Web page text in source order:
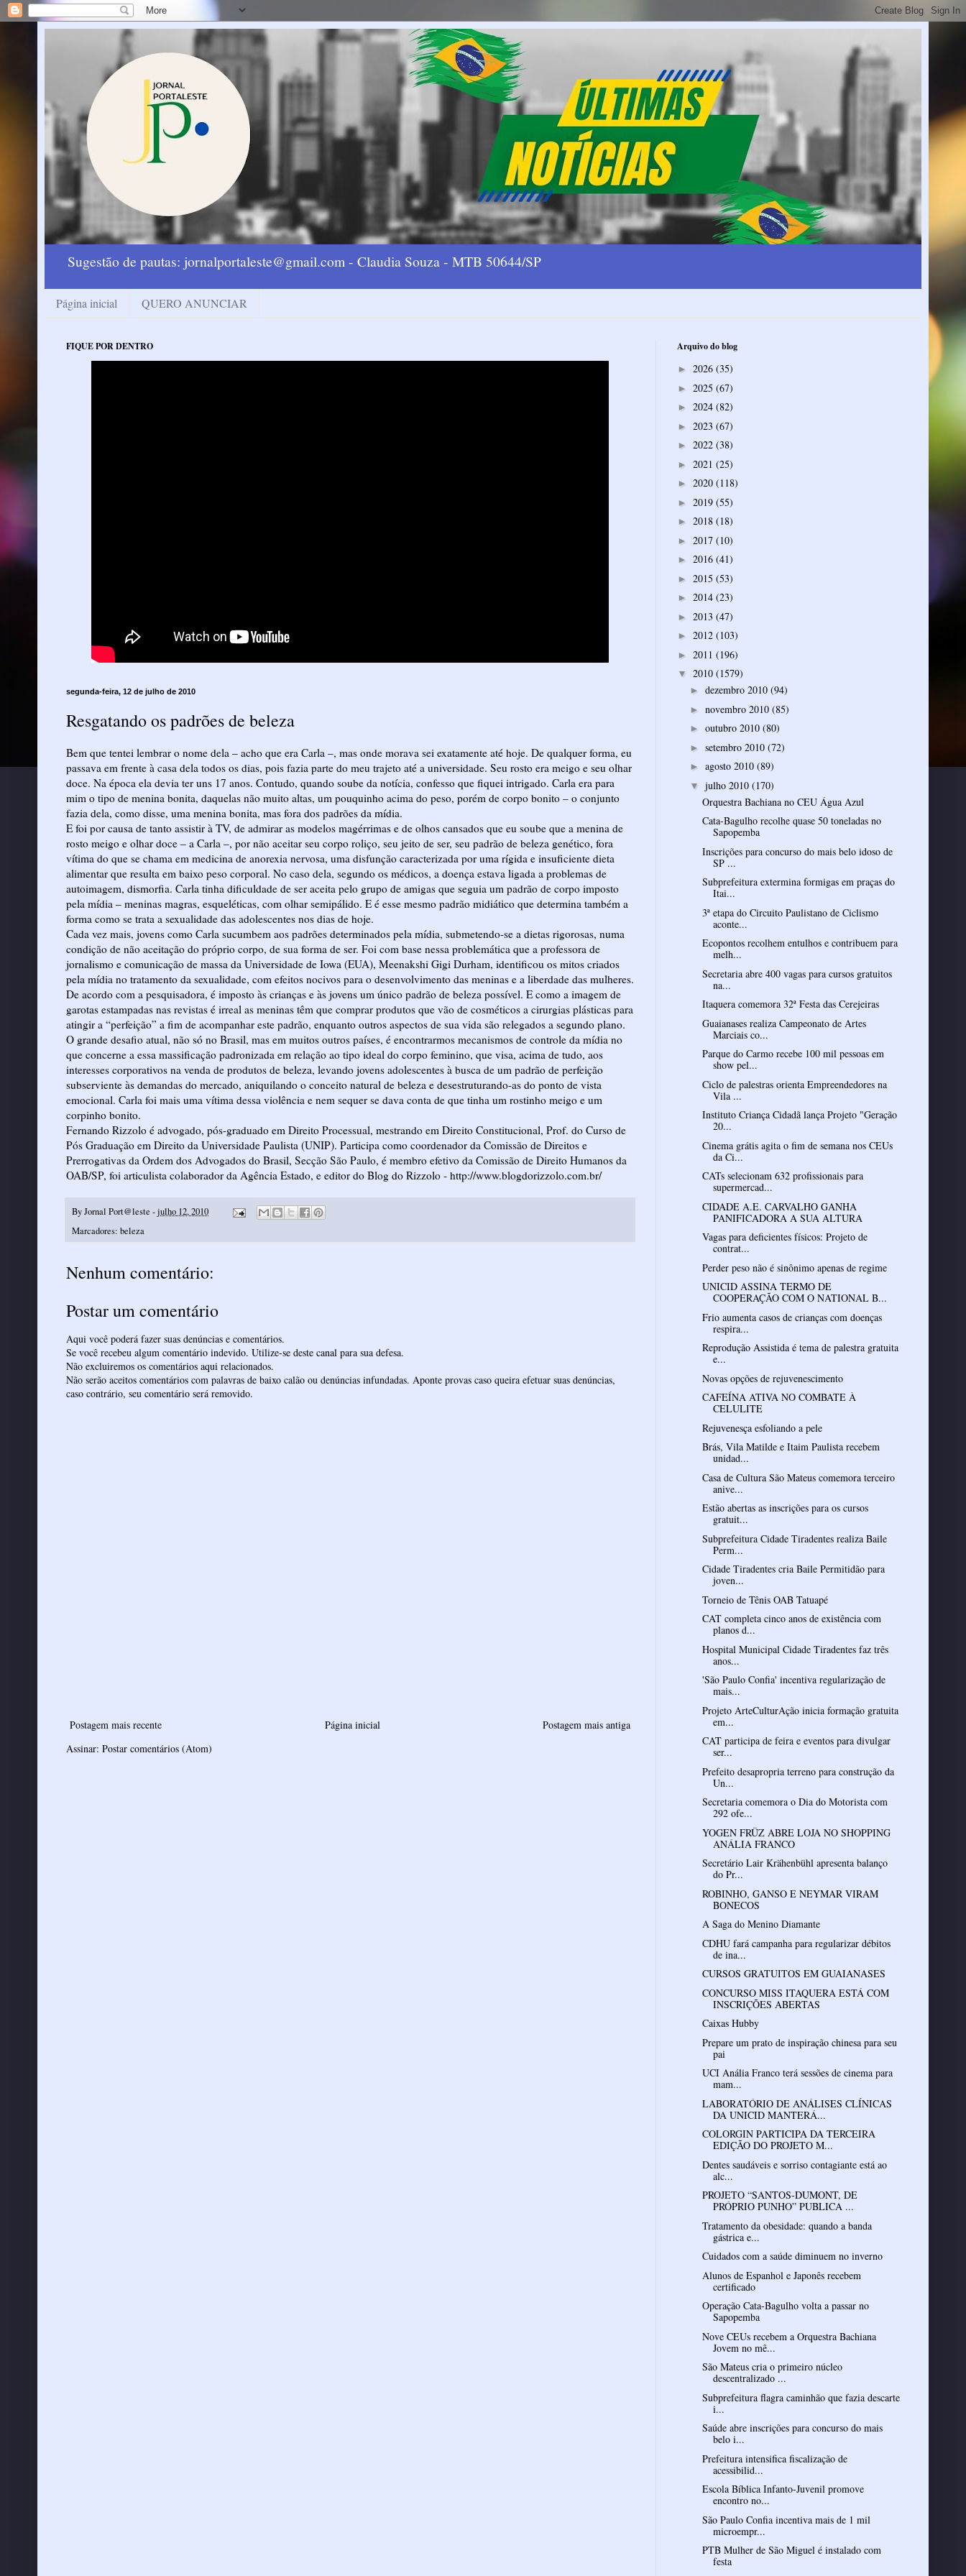
Sugestão de pautas: jornalportaleste@gmail.com - Claudia Souza - MTB 50644/SP
Página inicial QUERO ANUNCIAR
FIQUE POR DENTRO
segunda-feira, 12 de julho de 2010
Resgatando os padrões de beleza
Bem que tentei lembrar o nome dela – acho que era Carla –, mas onde morava sei exatamente até hoje. De qualquer forma, eu
passava em frente à casa dela todos os dias, pois fazia parte do meu trajeto até a universidade. Seu rosto era meigo e seu olhar
doce. Na época ela devia ter uns 17 anos. Contudo, quando soube da notícia, confesso que fiquei intrigado. Carla era para
mim o tipo de menina bonita, daquelas não muito altas, um pouquinho acima do peso, porém de corpo bonito – o conjunto
fazia dela, como disse, uma menina bonita, mas fora dos padrões da mídia.
E foi por causa de tanto assistir à TV, de admirar as modelos magérrimas e de olhos cansados que eu soube que a menina de
rosto meigo e olhar doce – a Carla –, por não aceitar seu corpo roliço, seu jeito de ser, seu padrão de beleza genético, fora
vítima do que se chama em medicina de anorexia nervosa, uma disfunção caracterizada por uma rígida e insuficiente dieta
alimentar que resulta em baixo peso corporal. No caso dela, segundo os médicos, a doença estava ligada a problemas de
autoimagem, dismorfia. Carla tinha dificuldade de ser aceita pelo grupo de amigas que seguia um padrão de corpo imposto
pela mídia – meninas magras, esqueléticas, com olhar semipálido. E é esse mesmo padrão midiático que determina também a
forma como se trata a sexualidade das adolescentes nos dias de hoje.
Cada vez mais, jovens como Carla sucumbem aos padrões determinados pela mídia, submetendo-se a dietas rigorosas, numa
condição de não aceitação do próprio corpo, de sua forma de ser. Foi com base nessa problemática que a professora de
jornalismo e comunicação de massa da Universidade de Iowa (EUA), Meenakshi Gigi Durham, identificou os mitos criados
pela mídia no tratamento da sexualidade, com efeitos nocivos para o desenvolvimento das meninas e a liberdade das mulheres.
De acordo com a pesquisadora, é imposto às crianças e às jovens um único padrão de beleza possível. E como a imagem de
garotas estampadas nas revistas é irreal as meninas têm que comprar produtos que vão de cosméticos a cirurgias plásticas para
atingir a “perfeição” a fim de acompanhar este padrão, enquanto outros aspectos de sua vida são relegados a segundo plano.
O grande desafio atual, não só no Brasil, mas em muitos outros países, é encontrarmos mecanismos de controle da mídia no
que concerne a essa massificação padronizada em relação ao tipo ideal do corpo feminino, que visa, acima de tudo, aos
interesses corporativos na venda de produtos de beleza, levando jovens adolescentes à busca de um padrão de perfeição
subserviente às demandas do mercado, aniquilando o conceito natural de beleza e desestruturando-as do ponto de vista
emocional. Carla foi mais uma vítima dessa violência e nem sequer se dava conta de que tinha um rostinho meigo e um
corpinho bonito.
Fernando Rizzolo é advogado, pós-graduado em Direito Processual, mestrando em Direito Constitucional, Prof. do Curso de
Pós Graduação em Direito da Universidade Paulista (UNIP). Participa como coordenador da Comissão de Direitos e
Prerrogativas da Ordem dos Advogados do Brasil, Secção São Paulo, é membro efetivo da Comissão de Direito Humanos da
OAB/SP, foi articulista colaborador da Agência Estado, e editor do Blog do Rizzolo - http://www.blogdorizzolo.com.br/
ByJornal Port@leste -julho 12, 2010
Marcadores: beleza
Nenhum comentário:
Postar um comentário
Aqui você poderá fazer suas denúncias e comentários.
Se você recebeu algum comentário indevido. Utilize-se deste canal para sua defesa.
Não excluiremos os comentários aqui relacionados.
Não serão aceitos comentários com palavras de baixo calão ou denúncias infundadas. Aponte provas caso queira efetuar suas denúncias,
caso contrário, seu comentário será removido.
Postagem mais recente Postagem mais antiga
Página inicial
Assinar: Postar comentários (Atom)
Arquivo do blog
► 2026 (35)
► 2025 (67)
► 2024 (82)
► 2023 (67)
► 2022 (38)
► 2021 (25)
► 2020 (118)
► 2019 (55)
► 2018 (18)
► 2017 (10)
► 2016 (41)
► 2015 (53)
► 2014 (23)
► 2013 (47)
► 2012 (103)
► 2011 (196)
▼ 2010 (1579)
► dezembro 2010 (94)
► novembro 2010 (85)
► outubro 2010 (80)
► setembro 2010 (72)
► agosto 2010 (89)
▼ julho 2010 (170)
Orquestra Bachiana no CEU Água Azul
Cata-Bagulho recolhe quase 50 toneladas no
Sapopemba
Inscrições para concurso do mais belo idoso de
SP ...
Subprefeitura extermina formigas em praças do
Itai...
3ª etapa do Circuito Paulistano de Ciclismo
aconte...
Ecopontos recolhem entulhos e contribuem para
melh...
Secretaria abre 400 vagas para cursos gratuitos
na...
Itaquera comemora 32ª Festa das Cerejeiras
Guaianases realiza Campeonato de Artes
Marciais co...
Parque do Carmo recebe 100 mil pessoas em
show pel...
Ciclo de palestras orienta Empreendedores na
Vila ...
Instituto Criança Cidadã lança Projeto "Geração
20...
Cinema grátis agita o fim de semana nos CEUs
da Ci...
CATs selecionam 632 profissionais para
supermercad...
CIDADE A.E. CARVALHO GANHA
PANIFICADORA A SUA ALTURA
Vagas para deficientes físicos: Projeto de
contrat...
Perder peso não é sinônimo apenas de regime
UNICID ASSINA TERMO DE
COOPERAÇÃO COM O NATIONAL B...
Frio aumenta casos de crianças com doenças
respira...
Reprodução Assistida é tema de palestra gratuita
e...
Novas opções de rejuvenescimento
CAFEÍNA ATIVA NO COMBATE À
CELULITE
Rejuvenesça esfoliando a pele
Brás, Vila Matilde e Itaim Paulista recebem
unidad...
Casa de Cultura São Mateus comemora terceiro
anive...
Estão abertas as inscrições para os cursos
gratuit...
Subprefeitura Cidade Tiradentes realiza Baile
Perm...
Cidade Tiradentes cria Baile Permitidão para
joven...
Torneio de Tênis OAB Tatuapé
CAT completa cinco anos de existência com
planos d...
Hospital Municipal Cidade Tiradentes faz três
anos...
'São Paulo Confia' incentiva regularização de
mais...
Projeto ArteCulturAção inicia formação gratuita
em...
CAT participa de feira e eventos para divulgar
ser...
Prefeito desapropria terreno para construção da
Un...
Secretaria comemora o Dia do Motorista com
292 ofe...
YOGEN FRÜZ ABRE LOJA NO SHOPPING
ANÁLIA FRANCO
Secretário Lair Krähenbühl apresenta balanço
do Pr...
ROBINHO, GANSO E NEYMAR VIRAM
A Saga do Menino Diamante
CDHU fará campanha para regularizar débitos
de ina...
CURSOS GRATUITOS EM GUAIANASES
CONCURSO MISS ITAQUERA ESTÁ COM
INSCRIÇÕES ABERTAS
Caixas Hubby‏
Prepare um prato de inspiração chinesa para seu
pai‏
UCI Anália Franco terá sessões de cinema para
mam...
LABORATÓRIO DE ANÁLISES CLÍNICAS
DA UNICID MANTERÁ...
COLORGIN PARTICIPA DA TERCEIRA
EDIÇÃO DO PROJETO M...
Dentes saudáveis e sorriso contagiante está ao
alc...
PROJETO “SANTOS-DUMONT, DE
PRÓPRIO PUNHO” PUBLICA ...
Tratamento da obesidade: quando a banda
gástrica e...
Cuidados com a saúde diminuem no inverno
Alunos de Espanhol e Japonês recebem
certificado
Operação Cata-Bagulho volta a passar no
Sapopemba
Nove CEUs recebem a Orquestra Bachiana
Jovem no mê...
São Mateus cria o primeiro núcleo
descentralizado ...
Subprefeitura flagra caminhão que fazia descarte
i...
Saúde abre inscrições para concurso do mais
belo i...
Prefeitura intensifica fiscalização de
acessibilid...
Escola Bíblica Infanto-Juvenil promove
encontro no...
São Paulo Confia incentiva mais de 1 mil
microempr...
PTB Mulher de São Miguel é instalado com
festa